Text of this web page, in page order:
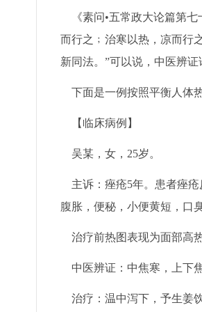
《素问•五常政大论篇第七
而行之﹔治寒以热，凉而行
新同法。”可以说，中医辨
下面是一例按照平衡人体
【临床病例】
吴某，女，25岁。
主诉：痤疮5年。患者痤疮
腹胀，便秘，小便黄短，口
治疗前热图表现为面部高
中医辨证：中焦寒，上下焦
治疗：温中泻下，予生姜